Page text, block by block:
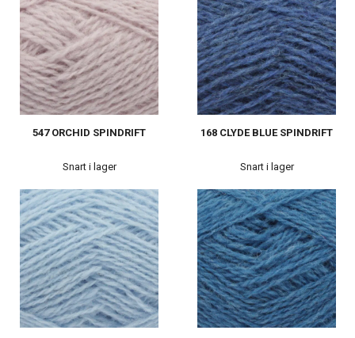
547 ORCHID SPINDRIFT
Snart i lager
168 CLYDE BLUE SPINDRIFT
Snart i lager